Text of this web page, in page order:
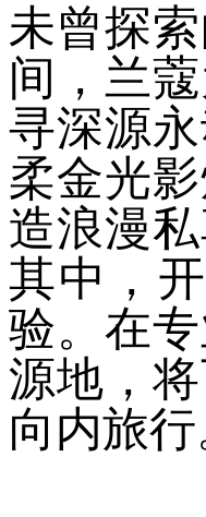
未曾探
间，兰
寻深源
柔金光
造浪漫
其中，
验。在
源地，
向内旅行